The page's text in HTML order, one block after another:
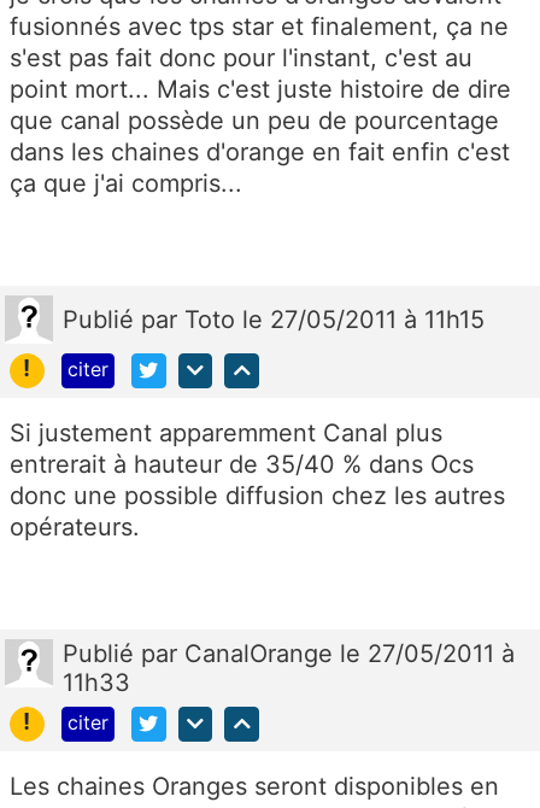
fusionnés avec tps star et finalement, ça ne
s'est pas fait donc pour l'instant, c'est au
point mort... Mais c'est juste histoire de dire
que canal possède un peu de pourcentage
dans les chaines d'orange en fait enfin c'est
ça que j'ai compris...
Publié par Toto le 27/05/2011 à 11h15
!
citer
Si justement apparemment Canal plus
entrerait à hauteur de 35/40 % dans Ocs
donc une possible diffusion chez les autres
opérateurs.
Publié par CanalOrange le 27/05/2011 à
11h33
!
citer
Les chaines Oranges seront disponibles en